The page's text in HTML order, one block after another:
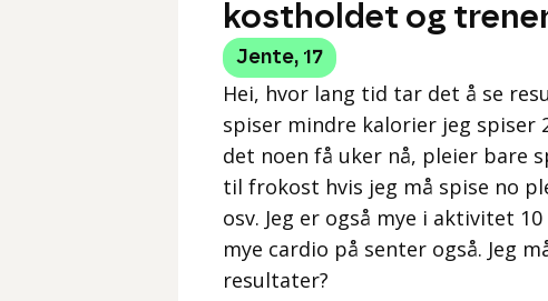
kostholdet og
Jente, 17
Hei, hvor lang tid tar det å se
spiser mindre kalorier jeg spiser
det noen få uker nå, pleier bare
til frokost hvis jeg må spise no
osv. Jeg er også mye i aktivitet
mye cardio på senter også. Jeg
resultater?